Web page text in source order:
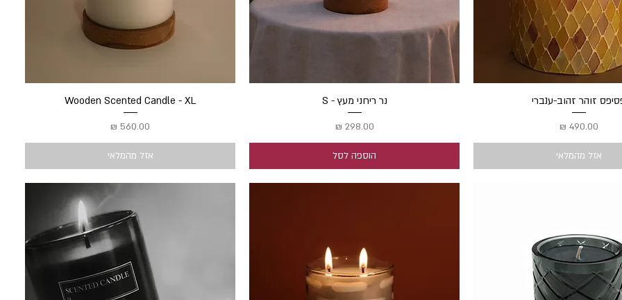
תצוגה מהירה
זוהר זהוב-ענברי
מחיר
אזל מהמלאי
תצוגה מהירה
נר ריחני מעץ - S
מחיר
הוספה לסל
תצוגה מהירה
Wooden Scented Candle - XL
מחיר
אזל מהמלאי